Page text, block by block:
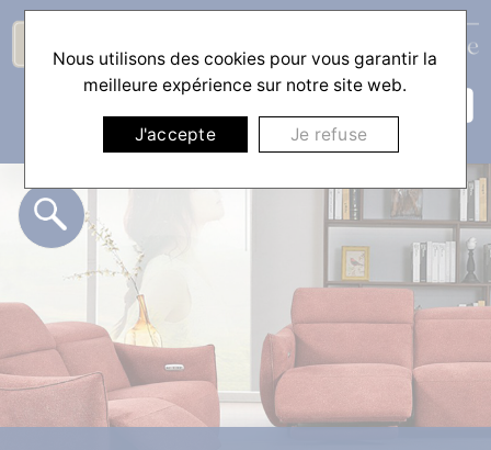
☰
Nous utilisons des cookies pour vous garantir la
meilleure expérience sur notre site web.
J'accepte Je refuse